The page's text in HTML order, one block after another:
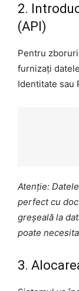
2.
(API)
Pentru
furnizați
Identitate sau
Atenție:
perfect cu
greșeală la
poate
3.